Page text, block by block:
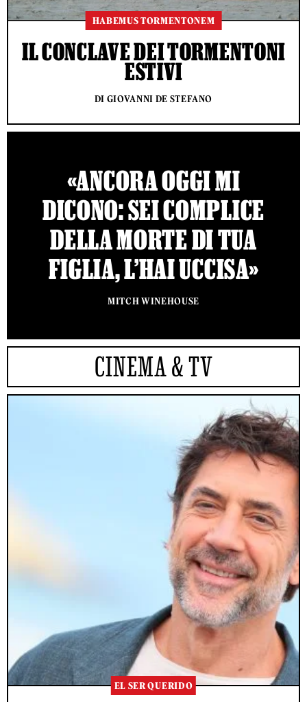
HABEMUS TORMENTONEM
IL CONCLAVE DEI TORMENTONI
ESTIVI
DI GIOVANNI DE STEFANO
«ANCORA OGGI MI
DICONO: SEI COMPLICE
DELLA MORTE DI TUA
FIGLIA, L’HAI UCCISA»
MITCH WINEHOUSE
CINEMA & TV
EL SER QUERIDO